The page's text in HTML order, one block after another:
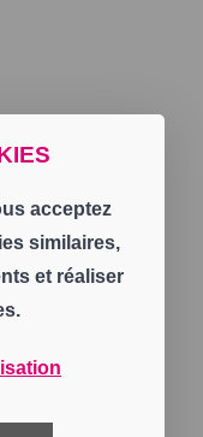
acceptez
similaires,
et réaliser